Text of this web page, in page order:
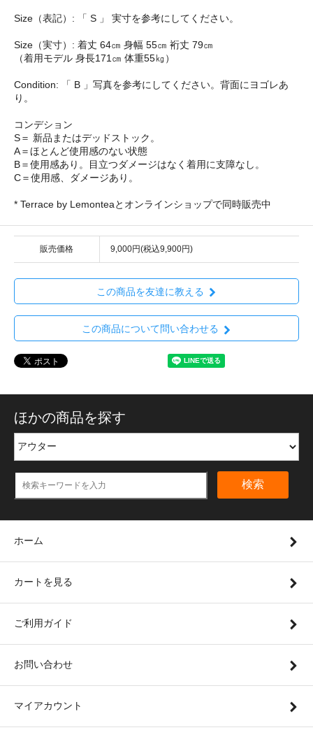
Size（表記）: 「 S 」 実寸を参考にしてください。
Size（実寸）: 着丈 64㎝ 身幅 55㎝ 裄丈 79㎝
（着用モデル 身長171㎝ 体重55㎏）
Condition: 「 B 」写真を参考にしてください。背面にヨゴレあ
り。
コンデション
S＝ 新品またはデッドストック。
A＝ほとんど使用感のない状態
B＝使用感あり。目立つダメージはなく着用に支障なし。
C＝使用感、ダメージあり。
* Terrace by Lemonteaとオンラインショップで同時販売中
販売価格 9,000円(税込9,900円)
この商品を友達に教える
この商品について問い合わせる
ほかの商品を探す
検索
ホーム
カートを見る
ご利用ガイド
お問い合わせ
マイアカウント